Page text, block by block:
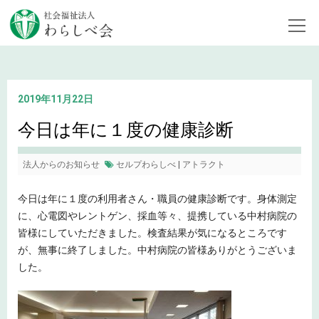
トップページ
2019年11月22日
今日は年に１度の健康診断
法人からのお知らせ セルプわらしべ アトラクト
今日は年に１度の利用者さん・職員の健康診断です。身体測定
に、心電図やレントゲン、採血等々、提携している中村病院の
皆様にしていただきました。検査結果が気になるところです
が、無事に終了しました。中村病院の皆様ありがとうございま
した。